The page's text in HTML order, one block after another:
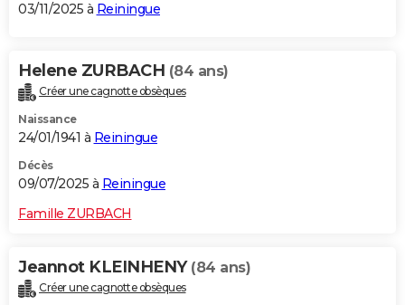
03/11/2025 à Reiningue
Helene ZURBACH (84 ans)
Créer une cagnotte obsèques
Naissance
24/01/1941 à Reiningue
Décès
09/07/2025 à Reiningue
Famille ZURBACH
Jeannot KLEINHENY (84 ans)
Créer une cagnotte obsèques